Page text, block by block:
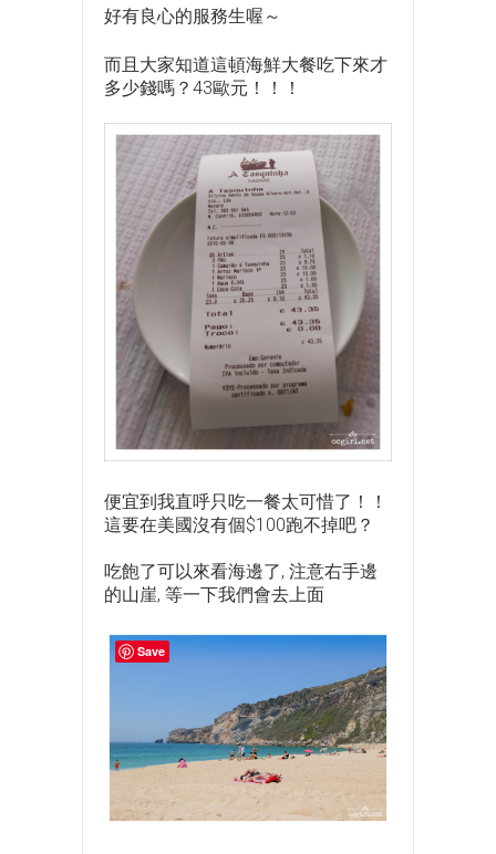
好有良心的服務生喔～
而且大家知道這頓海鮮大餐吃下來才
多少錢嗎？43歐元！！！
便宜到我直呼只吃一餐太可惜了！！
這要在美國沒有個$100跑不掉吧？
吃飽了可以來看海邊了, 注意右手邊
的山崖, 等一下我們會去上面
Save